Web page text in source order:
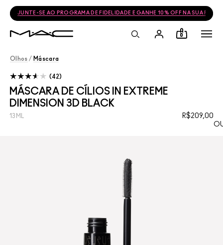
JUNTE-SE AO PROGRAMA DE FIDELIDADE E GANHE 10% OFF NA SUA
0
Olhos / Máscara
MÁSCARA DE CÍLIOS IN EXTREME
DIMENSION 3D BLACK
R$209,00
13ML
42